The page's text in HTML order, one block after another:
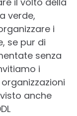
verde,
i
se pur di
senza
i
organizzazioni
anche